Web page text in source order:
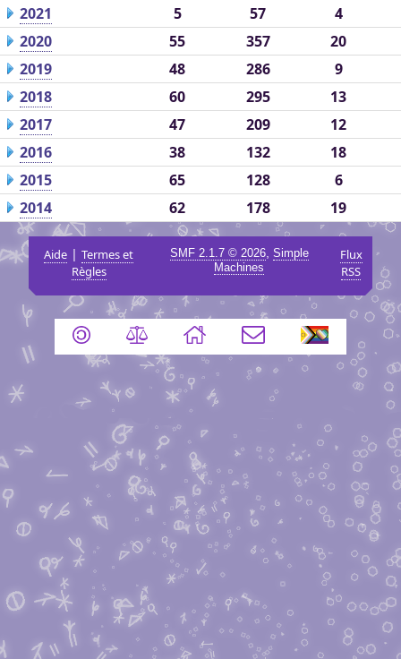
2021
5 57
4
2020
55 357
20
2019
48 286
9
2018
60 295
13
2017
47 209
12
2016
38 132
18
2015
65 128
6
2014
62 178 19
Aide |Termes et
Règles
SMF 2.1.7 © 2026, Simple
Machines
Flux
RSS